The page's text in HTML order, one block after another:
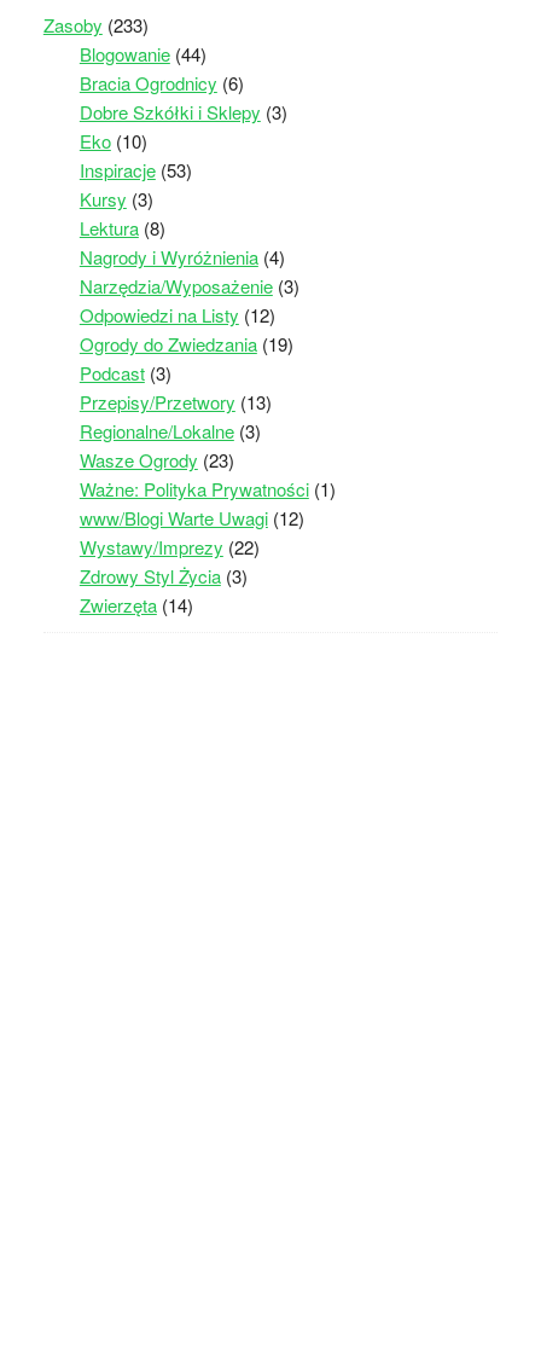
Zasoby (233)
Blogowanie(44)
Bracia Ogrodnicy (6)
Dobre Szkółki i Sklepy (3)
Eko(10)
Inspiracje(53)
Kursy (3)
Lektura(8)
Nagrody i Wyróżnienia(4)
Narzędzia/Wyposażenie(3)
Odpowiedzi na Listy (12)
Ogrody do Zwiedzania(19)
Podcast(3)
Przepisy/Przetwory (13)
Regionalne/Lokalne(3)
Wasze Ogrody (23)
Ważne: Polityka Prywatności(1)
www/Blogi Warte Uwagi(12)
Wystawy/Imprezy (22)
Zdrowy Styl Życia(3)
Zwierzęta(14)